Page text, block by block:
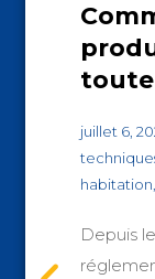
juillet 6,
habitation,
Depuis